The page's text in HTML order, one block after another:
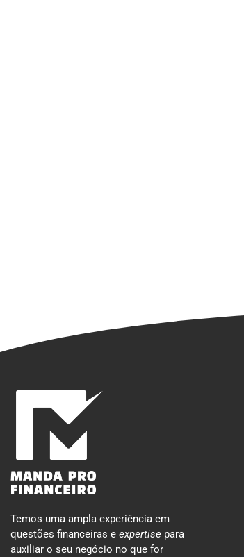
Temos uma ampla experiência em
questões financeiras e expertise para
auxiliar o seu negócio no que for